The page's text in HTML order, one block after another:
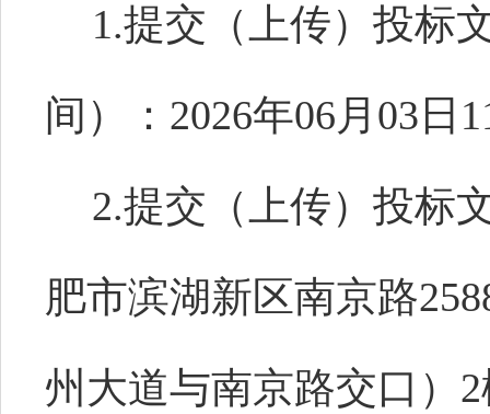
1.提交（上传）投标
间）：2026年06月03日
2.提交（上传）投标
肥市滨湖新区南京路
州大道与南京路交口）